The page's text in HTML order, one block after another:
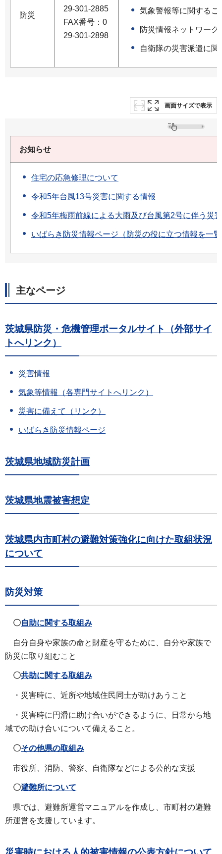
防災
29-301-2885
FAX番号：0
29-301-2898
気象警報等に関するこ
防災情報ネットワー
自衛隊の災害派遣に関
画面サイズで表示
お知らせ
住宅の応急修理について
令和5年台風13号災害に関する情報
令和5年梅雨前線による大雨及び台風第2号に伴う災
いばらき防災情報ページ（防災の役に立つ情報を一
主なページ
茨城県防災・危機管理ポータルサイト（外部サイ
トへリンク）
災害情報
気象等情報（各専門サイトへリンク）
災害に備えて（リンク）
いばらき防災情報ページ
茨城県地域防災計画
茨城県地震被害想定
茨城県内市町村の避難対策強化に向けた取組状況
について
防災対策
〇自助に関する取組み
自分自身や家族の命と財産を守るために、自分や家族で
防災に取り組むこと
〇共助に関する取組み
・災害時に、近所や地域住民同士が助けあうこと
・災害時に円滑に助け合いができるように、日常から地
域での助け合いについて備えること。
〇その他県の取組み
市役所、消防、警察、自衛隊などによる公的な支援
〇避難所について
県では、避難所運営マニュアルを作成し、市町村の避難
所運営を支援しています。